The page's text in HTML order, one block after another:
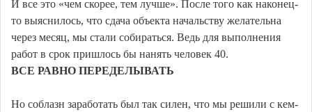
И все это «чем скорее, тем лучше». После того как наконец-
то выяснилось, что сдача объекта начальству желательна
через месяц, мы стали собираться. Ведь для выполнения
работ в срок пришлось бы нанять человек 40.
ВСЕ РАВНО ПЕРЕДЕЛЫВАТЬ
Но соблазн заработать был так силен, что мы решили с кем-